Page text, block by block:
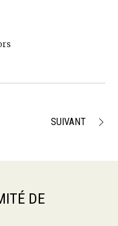
SUIVANT
DE